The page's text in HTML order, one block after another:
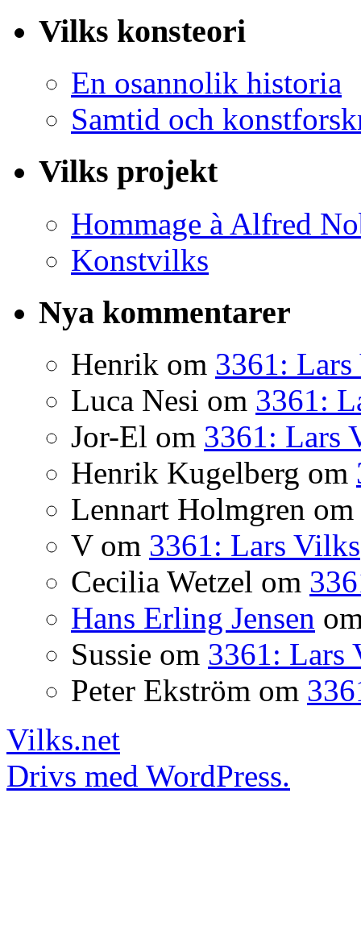
Vilks konsteori
En osannolik historia
Samtid och
Vilks projekt
Hommage à Alfred
Konstvilks
Nya kommentarer
Henrik om 3361:
Luca Nesi om 3361:
Jor-El om 3361: Lars
Henrik Kugelberg om
Lennart Holmgren om
Vom 3361: Lars Vilks
Cecilia Wetzel om
Hans Erling Jensen
Sussie om 3361: Lars
Peter Ekström om
Vilks.net
Drivs med WordPress.